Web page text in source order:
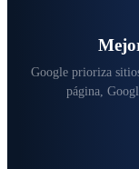
Google prioriza
página,